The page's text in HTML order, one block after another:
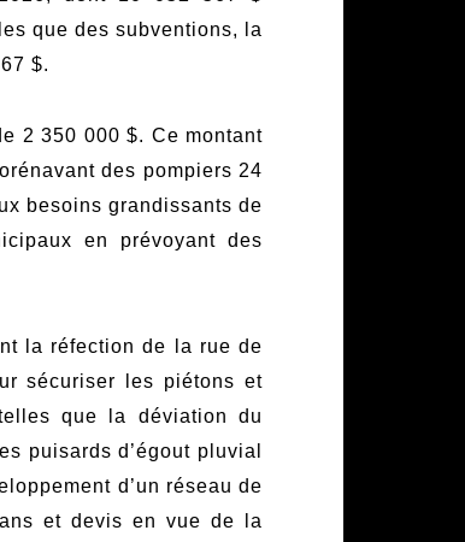
que des subventions, la
$.
2 350 000 $. Ce montant
des pompiers 24
besoins grandissants de
en prévoyant des
la réfection de la rue de
sécuriser les piétons et
que la déviation du
puisards d’égout pluvial
d’un réseau de
et devis en vue de la